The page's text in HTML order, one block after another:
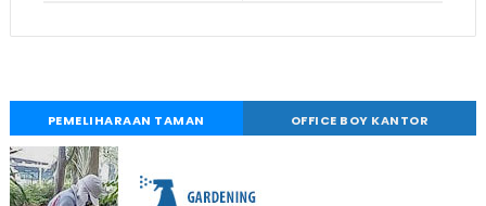
PEMELIHARAAN TAMAN OFFICE BOY KANTOR